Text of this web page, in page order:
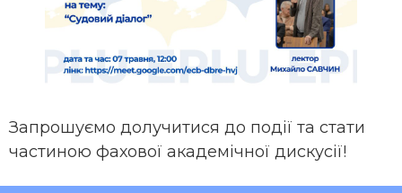
Запрошуємо долучитися до події та стати
частиною фахової академічної дискусії!